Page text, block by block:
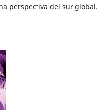
perspectiva del sur global.